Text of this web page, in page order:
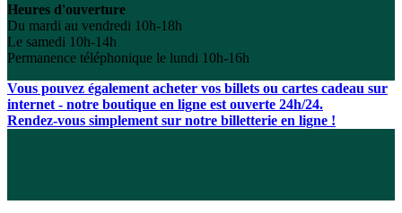
Heures d'ouverture
Du mardi au vendredi 10h-18h
Le samedi 10h-14h
Permanence téléphonique le lundi 10h-16h
Vous pouvez également acheter vos billets ou cartes cadeau sur
internet - notre boutique en ligne est ouverte 24h/24.
Rendez-vous simplement sur notre billetterie en ligne !